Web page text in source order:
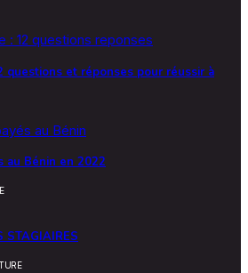
questions et réponses pour réussir à
au Bénin en 2022
STAGIAIRES